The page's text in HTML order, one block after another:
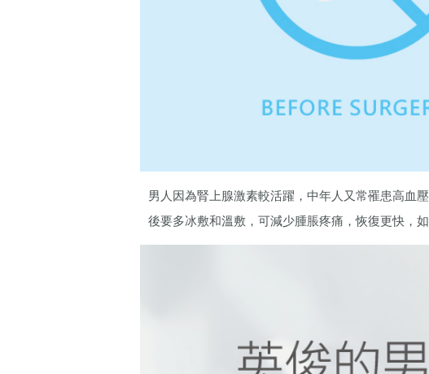
男人因為腎上腺激素較活躍，中年人又常罹患高血
後要多冰敷和溫敷，可減少腫脹疼痛，恢復更快，